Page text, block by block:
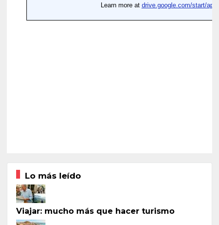
Lo más leído
Viajar: mucho más que hacer turismo